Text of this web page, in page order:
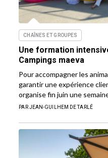
CHAÎNES ET GROUPES
Une formation
Campings maeva
Pour accompagner les
garantir une expérience
organise fin juin une
PAR JEAN-GUILHEM DE TARLÉ